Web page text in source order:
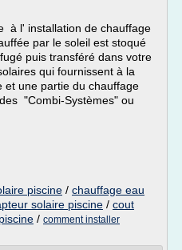
à l' installation de chauffage
par le soleil est stoqué
puis transféré dans votre
qui fournissent à la
et une partie du chauffage
"Combi-Systèmes" ou
piscine / chauffage eau
solaire piscine / cout
/ comment installer